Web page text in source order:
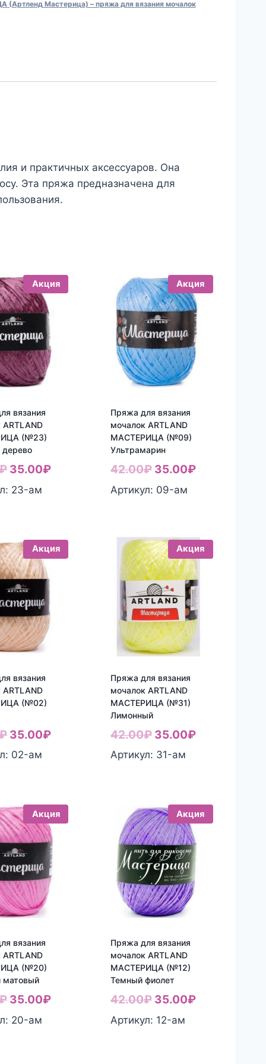
(Артленд Мастерица) – пряжа для вязания мочалок
и практичных аксессуаров. Она
Эта пряжа предназначена для
Акция
вязания
(№23)
дерево
Первоначальная
цена
35.00₽Текущая
23-aм
Акция
Пряжа для вязания
мочалок ARTLAND
МАСТЕРИЦА (№09)
Ультрамарин
42.00₽ Первоначальная
цена
35.00₽Текущая
Артикул: 09-aм
Акция
вязания
(№02)
Первоначальная
цена
35.00₽Текущая
02-aм
Акция
Пряжа для вязания
мочалок ARTLAND
МАСТЕРИЦА (№31)
Лимонный
42.00₽ Первоначальная
цена
35.00₽Текущая
Артикул: 31-aм
Акция
вязания
(№20)
матовый
Первоначальная
цена
35.00₽Текущая
20-aм
Акция
Пряжа для вязания
мочалок ARTLAND
МАСТЕРИЦА (№12)
Темный фиолет
42.00₽ Первоначальная
цена
35.00₽Текущая
Артикул: 12-aм